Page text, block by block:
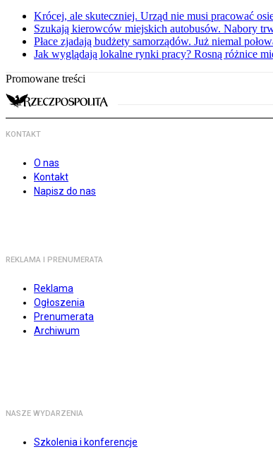
Krócej, ale skuteczniej. Urząd nie musi pracować
Szukają kierowców miejskich autobusów. Nabory
Płace zjadają budżety samorządów. Już niemal
Jak wyglądają lokalne rynki pracy? Rosną różnice
Promowane treści
KONTAKT
O nas
Kontakt
Napisz do nas
REKLAMA I PRENUMERATA
Reklama
Ogłoszenia
Prenumerata
Archiwum
NASZE WYDARZENIA
Szkolenia i konferencje